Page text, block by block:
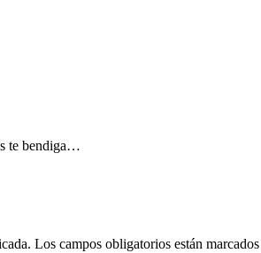
te bendiga…
Los campos obligatorios están